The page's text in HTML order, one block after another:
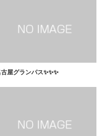
屋グランパス✨✨✨